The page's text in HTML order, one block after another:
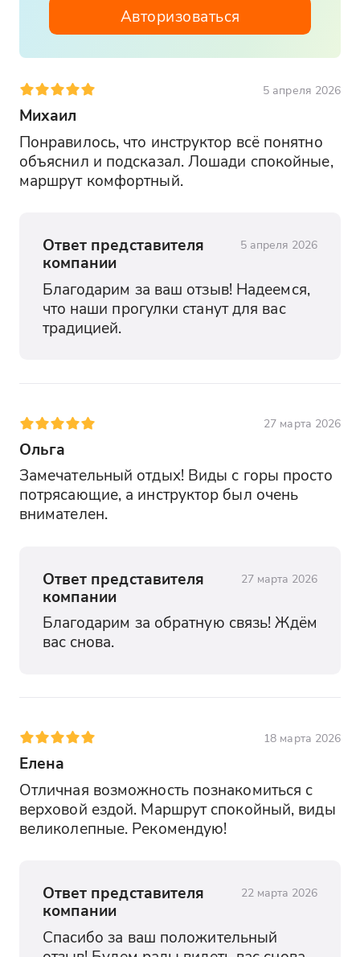
Авторизоваться
5 апреля 2026
Михаил
Понравилось, что инструктор всё понятно
объяснил и подсказал. Лошади спокойные,
маршрут комфортный.
Ответ представителя
компании
5 апреля 2026
Благодарим за ваш отзыв! Надеемся,
что наши прогулки станут для вас
традицией.
27 марта 2026
Ольга
Замечательный отдых! Виды с горы просто
потрясающие, а инструктор был очень
внимателен.
Ответ представителя
компании
27 марта 2026
Благодарим за обратную связь! Ждём
вас снова.
18 марта 2026
Елена
Отличная возможность познакомиться с
верховой ездой. Маршрут спокойный, виды
великолепные. Рекомендую!
Ответ представителя
компании
22 марта 2026
Спасибо за ваш положительный